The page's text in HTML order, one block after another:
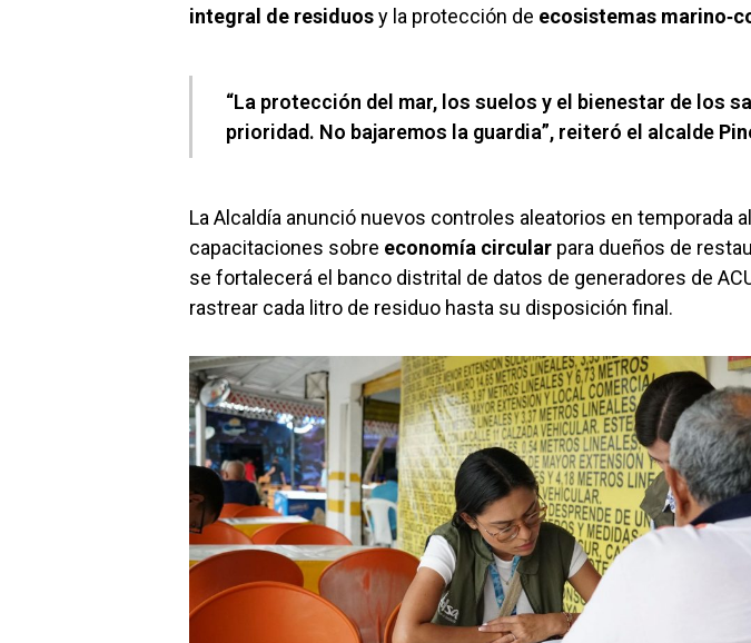
integral de residuosy la protección de ecosistemas
“La protección del mar, los suelos y el bienestar de los
prioridad. No bajaremos la guardia”, reiteró el alcalde
La Alcaldía anunció nuevos controles aleatorios en temporada
capacitaciones sobre economía circular para dueños de
se fortalecerá el banco distrital de datos de generadores de
rastrear cada litro de residuo hasta su disposición final.